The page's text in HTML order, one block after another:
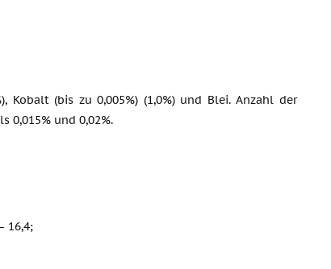
Kobalt (bis zu 0,005%) (1,0%) und Blei. Anzahl der
und 0,02%.
16,4;